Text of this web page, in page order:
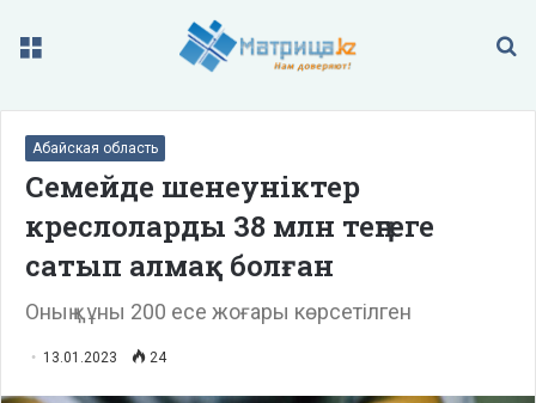
Меню
Абайская область
Семейде шенеуніктер
креслоларды 38 млн теңгеге
сатып алмақ болған
Оның құны 200 есе жоғары көрсетілген
13.01.2023 24